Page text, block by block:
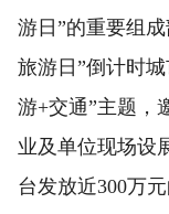
游日”的重要组成
旅游日”倒计时
游+交通”主题，
业及单位现场设
台发放近300万